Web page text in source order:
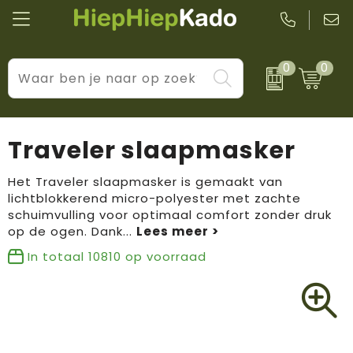
0 0
Kantoor & schrijfwaren
Tassen & reizen
Huis, tuin & keuken
Levensstijl
BIC
Brandflavours
Camelbak
Traveler slaapmasker
Het Traveler slaapmasker is gemaakt van
lichtblokkerend micro-polyester met zachte
schuimvulling voor optimaal comfort zonder druk
op de ogen. Dank...
In totaal 10810 op voorraad